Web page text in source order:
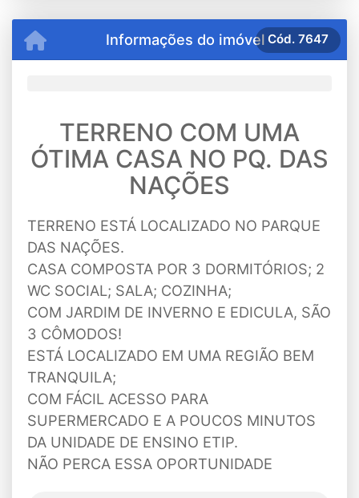
Informações do imóvel Cód. 7647
TERRENO COM UMA
ÓTIMA CASA NO PQ. DAS
NAÇÕES
TERRENO ESTÁ LOCALIZADO NO PARQUE
DAS NAÇÕES.
CASA COMPOSTA POR 3 DORMITÓRIOS; 2
WC SOCIAL; SALA; COZINHA;
COM JARDIM DE INVERNO E EDICULA, SÃO
3 CÔMODOS!
ESTÁ LOCALIZADO EM UMA REGIÃO BEM
TRANQUILA;
COM FÁCIL ACESSO PARA
SUPERMERCADO E A POUCOS MINUTOS
DA UNIDADE DE ENSINO ETIP.
NÃO PERCA ESSA OPORTUNIDADE